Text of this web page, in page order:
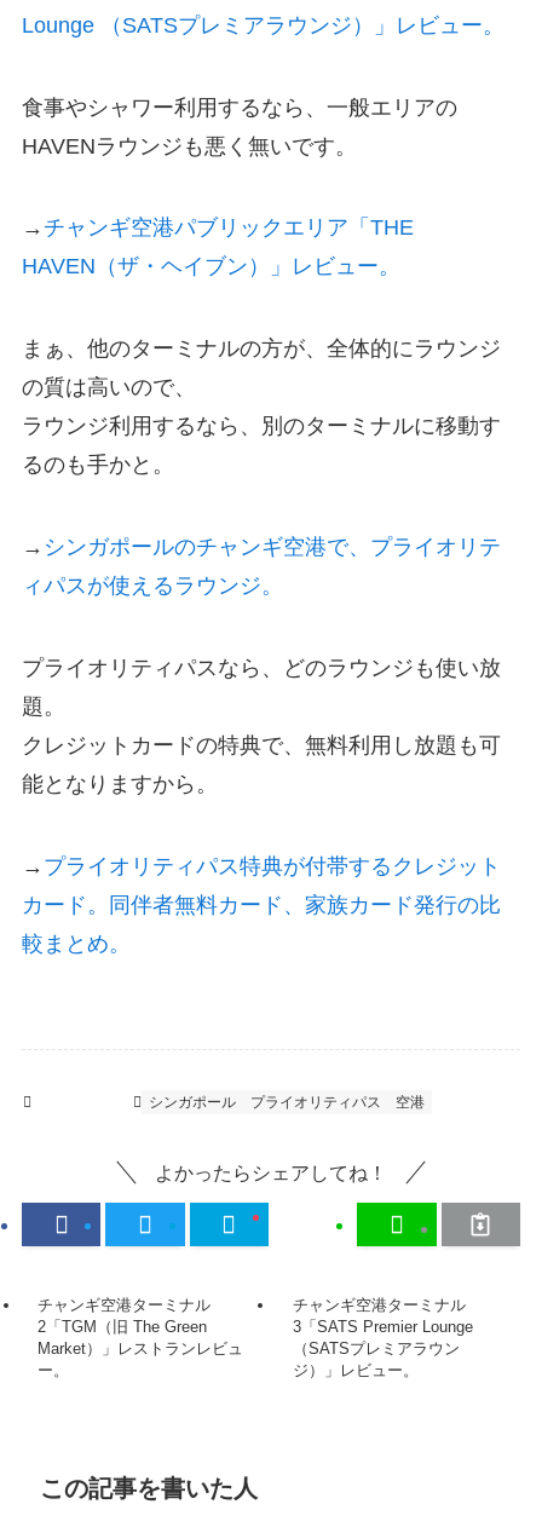
Lounge （SATSプレミアラウンジ）」レビュー。
食事やシャワー利用するなら、一般エリアの
HAVENラウンジも悪く無いです。
→ チャンギ空港パブリックエリア「THE
HAVEN（ザ・ヘイブン）」レビュー。
まぁ、他のターミナルの方が、全体的にラウンジ
の質は高いので、
ラウンジ利用するなら、別のターミナルに移動す
るのも手かと。
→ シンガポールのチャンギ空港で、プライオリテ
ィパスが使えるラウンジ。
プライオリティパスなら、どのラウンジも使い放
題。
クレジットカードの特典で、無料利用し放題も可
能となりますから。
→ プライオリティパス特典が付帯するクレジット
カード。同伴者無料カード、家族カード発行の比
較まとめ。
シンガポール プライオリティパス 空港
よかったらシェアしてね！
チャンギ空港ターミナル
2「TGM（旧 The Green
Market）」レストランレビュ
ー。
チャンギ空港ターミナル
3「SATS Premier Lounge
（SATSプレミアラウン
ジ）」レビュー。
この記事を書いた人